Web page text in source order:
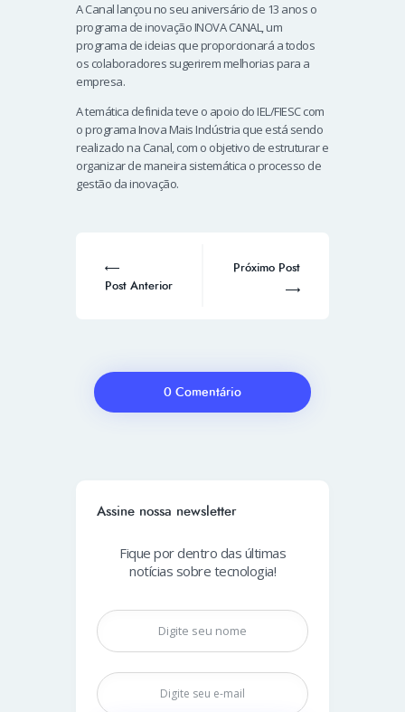
A Canal lançou no seu aniversário de 13 anos o
programa de inovação INOVA CANAL, um
programa de ideias que proporcionará a todos
os colaboradores sugerirem melhorias para a
empresa.
A temática definida teve o apoio do IEL/FIESC com
o programa Inova Mais Indústria que está sendo
realizado na Canal, com o objetivo de estruturar e
organizar de maneira sistemática o processo de
gestão da inovação.
Post Anterior
Próximo Post
0 Comentário
Assine nossa newsletter
Fique por dentro das últimas
notícias sobre tecnologia!